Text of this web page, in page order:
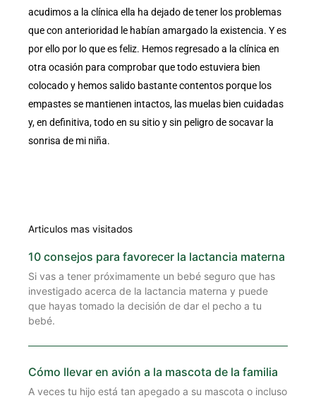
acudimos a la clínica ella ha dejado de tener los problemas
que con anterioridad le habían amargado la existencia. Y es
por ello por lo que es feliz. Hemos regresado a la clínica en
otra ocasión para comprobar que todo estuviera bien
colocado y hemos salido bastante contentos porque los
empastes se mantienen intactos, las muelas bien cuidadas
y, en definitiva, todo en su sitio y sin peligro de socavar la
sonrisa de mi niña.
Articulos mas visitados
10 consejos para favorecer la lactancia materna
Si vas a tener próximamente un bebé seguro que has
investigado acerca de la lactancia materna y puede
que hayas tomado la decisión de dar el pecho a tu
bebé.
Cómo llevar en avión a la mascota de la familia
A veces tu hijo está tan apegado a su mascota o incluso